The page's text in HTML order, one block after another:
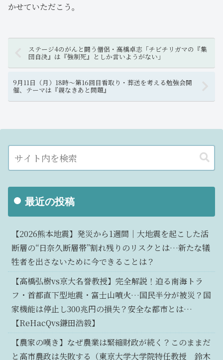
かせていただこう。
ステージ4のがんと闘う僧侶・高橋卓志「チビチリガマの『集
団自決』は『強制死』としか言いようがない」
9月11日（月）18時～第16回目看取り・葬送を考える勉強会開
催、テーマは『親なきあと問題』
最近の投稿
【2026熊本地震】発災から1週間｜大地震を起こした活
断層の“日奈久断層帯”割れ残りのリスクとは…新たな犠
牲者を出さないために今できることは？
【高橋弘樹vs京大名誉教授】完全解説！迫る南海トラ
フ・首都直下型地震・富士山噴火…国民半分が被災？国
家機能は停止し300兆円の損失？安全な都市とは…
【ReHacQvs鎌田浩毅】
【農家の嘆き】なぜ農業は緊縮財政が続く？このままだ
と高市農政は失敗する（東京大学大学院特任教授 鈴木